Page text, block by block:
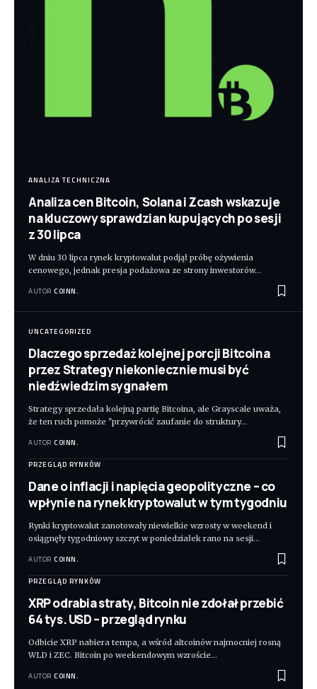
ANALIZA TECHNICZNA
Analiza cen Bitcoin, Solana i Zcash wskazuje
na kluczowy sprawdzian kupujących po sesji
z 30 lipca
W dniu 30 lipca rynek kryptowalut podjął próbę ożywienia
cenowego, jednak presja podażowa ze strony inwestorów…
AUTOR COINN.
UNCATEGORIZED
Dlaczego sprzedaż kolejnej porcji Bitcoina
przez Strategy niekoniecznie musi być
niedźwiedzim sygnałem
Strategy sprzedała kolejną partię Bitcoina, ale Grayscale uważa,
że ten ruch pomoże "przywrócić zaufanie do struktury…
AUTOR COINN.
PRZEGLĄD RYNKÓW
Dane o inflacji i napięcia geopolityczne – co
wpłynie na rynek kryptowalut w tym tygodniu
Rynki kryptowalut zanotowały niewielkie wzrosty w weekend i
osiągnęły tygodniowy szczyt w poniedziałek rano na sesji…
AUTOR COINN.
PRZEGLĄD RYNKÓW
XRP odrabia straty, Bitcoin nie zdołał przebić
64 tys. USD – przegląd rynku
Odbicie XRP nabiera tempa, a wśród altcoinów najmocniej rosną
WLD i ZEC. Bitcoin po weekendowym wzroście…
AUTOR COINN.